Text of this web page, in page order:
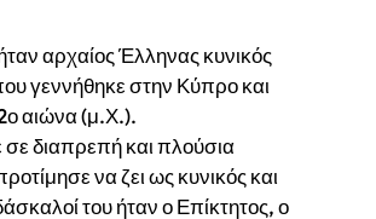
αρχαίος Έλληνας κυνικός
γεννήθηκε στην Κύπρο και
αιώνα (μ.Χ.).
σε διαπρεπή και πλούσια
να ζει ως κυνικός και
του ήταν ο Επίκτητος, ο